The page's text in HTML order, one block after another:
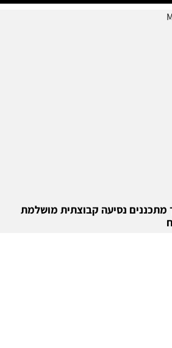
בדרום 2026: כך מתכננים נסיעה קבוצתית מושלמת